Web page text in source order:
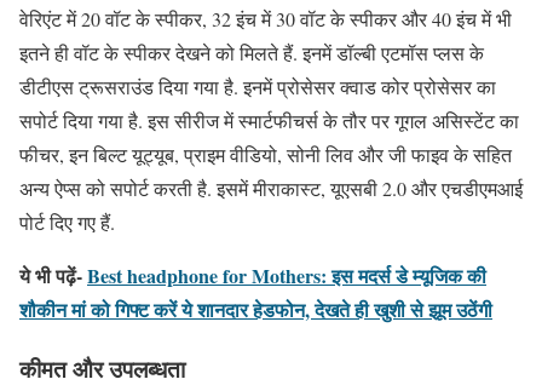
वेरिएंट में 20 वॉट के स्पीकर, 32 इंच में 30 वॉट के स्पीकर और 40 इंच में भी
इतने ही वॉट के स्पीकर देखने को मिलते हैं. इनमें डॉल्बी एटमॉस प्लस के
डीटीएस ट्रूसराउंड दिया गया है. इनमें प्रोसेसर क्वाड कोर प्रोसेसर का
सपोर्ट दिया गया है. इस सीरीज में स्मार्टफीचर्स के तौर पर गूगल असिस्टेंट का
फीचर, इन बिल्ट यूट्यूब, प्राइम वीडियो, सोनी लिव और जी फाइव के सहित
अन्य ऐप्स को सपोर्ट करती है. इसमें मीराकास्ट, यूएसबी 2.0 और एचडीएमआई
पोर्ट दिए गए हैं.
ये भी पढ़ें-Best headphone for Mothers: इस मदर्स डे म्यूजिक की
शौकीन मां को गिफ्ट करें ये शानदार हेडफोन, देखते ही खुशी से झूम उठेंगी
कीमत और उपलब्धता